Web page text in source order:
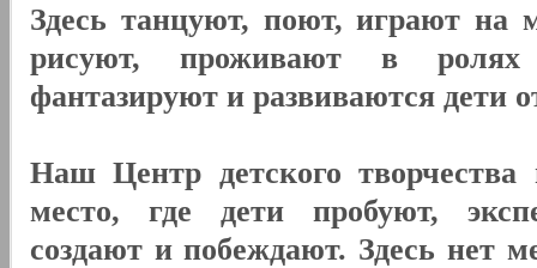
Здесь танцуют, поют, играют на
рисуют, проживают в
фантазируют и развиваются дети
Наш Центр детского
место, где дети пробуют,
создают и побеждают. Здесь нет